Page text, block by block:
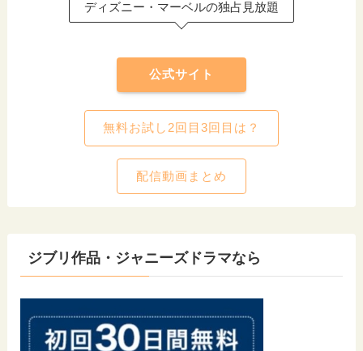
ディズニー・マーベルの独占見放題
公式サイト
無料お試し2回目3回目は？
配信動画まとめ
ジブリ作品・ジャニーズドラマなら